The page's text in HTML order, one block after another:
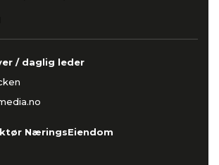
/ daglig leder
NæringsEiendom